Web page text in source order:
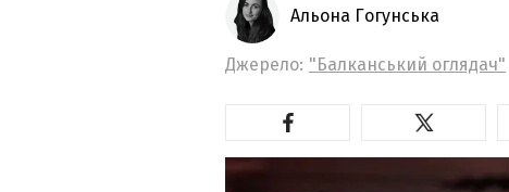
Альона Гогунська
Джерело: "Балканський оглядач"